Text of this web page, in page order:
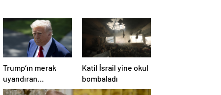
Trump’ın merak
uyandıran
paylaşımının sağlık
Katil İsrail yine okul
bombaladı